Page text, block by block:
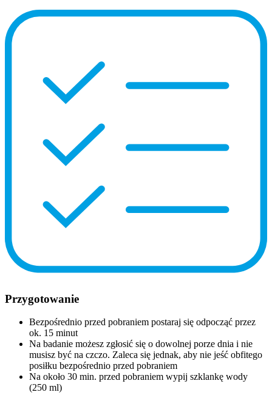
Przygotowanie
Bezpośrednio przed pobraniem postaraj się odpocząć przez
ok. 15 minut
Na badanie możesz zgłosić się o dowolnej porze dnia i nie
musisz być na czczo. Zaleca się jednak, aby nie jeść obfitego
posiłku bezpośrednio przed pobraniem
Na około 30 min. przed pobraniem wypij szklankę wody
(250 ml)